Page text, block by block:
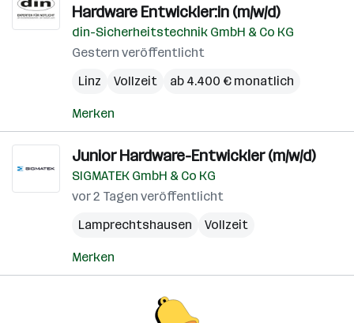
Hardware Entwickler:in (m/w/d)
din-Sicherheitstechnik GmbH & Co KG
Gestern veröffentlicht
Linz
Vollzeit ab 4.400 € monatlich
Merken
Junior Hardware-Entwickler (m/w/d)
SIGMATEK GmbH & Co KG
vor 2 Tagen veröffentlicht
Lamprechtshausen
Vollzeit
Merken